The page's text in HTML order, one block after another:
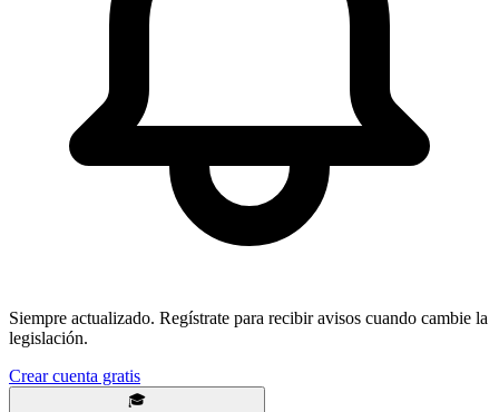
Siempre actualizado. Regístrate para recibir avisos cuando cambie la
legislación.
Crear cuenta gratis
🎓